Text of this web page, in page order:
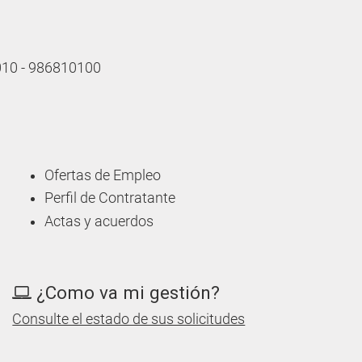
- 986810100
Ofertas de Empleo
Perfil de Contratante
Actas y acuerdos
¿Como va mi gestión?
Consulte el estado de sus solicitudes